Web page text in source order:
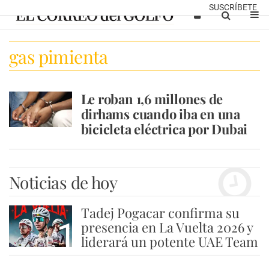
SUSCRÍBETE
gas pimienta
Le roban 1,6 millones de
dirhams cuando iba en una
bicicleta eléctrica por Dubai
Noticias de hoy
1
Tadej Pogacar confirma su
presencia en La Vuelta 2026 y
liderará un potente UAE Team